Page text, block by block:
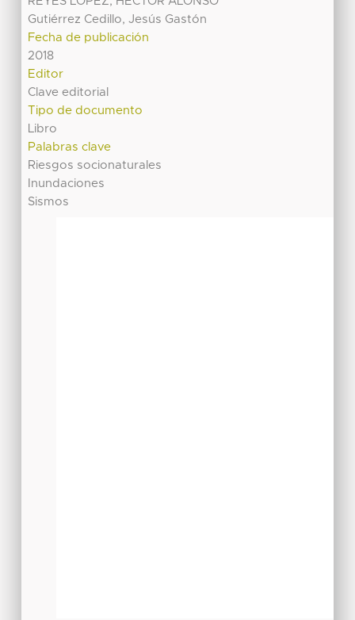
Gutiérrez Cedillo, Jesús Gastón
Fecha de publicación
2018
Editor
Clave editorial
Tipo de documento
Libro
Palabras clave
Riesgos socionaturales
Inundaciones
Sismos